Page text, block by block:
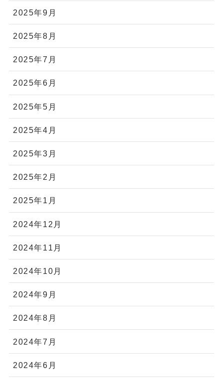
2025年9月
2025年8月
2025年7月
2025年6月
2025年5月
2025年4月
2025年3月
2025年2月
2025年1月
2024年12月
2024年11月
2024年10月
2024年9月
2024年8月
2024年7月
2024年6月